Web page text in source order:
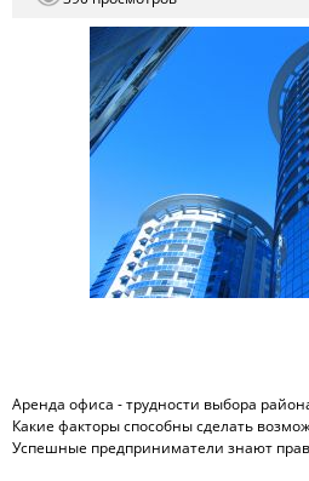
Аренда офиса - трудности выбора
Какие факторы способны сделать
Успешные предприниматели знают